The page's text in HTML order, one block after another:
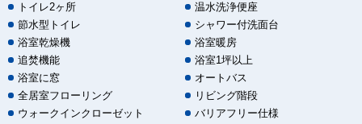
トイレ2ヶ所
温水洗浄便座
節水型トイレ
シャワー付洗面台
浴室乾燥機
浴室暖房
追焚機能
浴室1坪以上
浴室に窓
オートバス
全居室フローリング
リビング階段
ウォークインクローゼット
バリアフリー仕様